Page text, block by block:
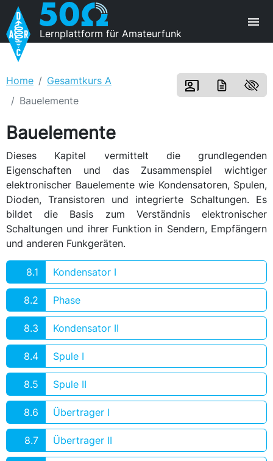
Lernplattform für Amateurfunk
Home
Gesamtkurs A
Bauelemente
Bauelemente
Dieses Kapitel vermittelt die grundlegenden
Eigenschaften und das Zusammenspiel wichtiger
elektronischer Bauelemente wie Kondensatoren, Spulen,
Dioden, Transistoren und integrierte Schaltungen. Es
bildet die Basis zum Verständnis elektronischer
Schaltungen und ihrer Funktion in Sendern, Empfängern
und anderen Funkgeräten.
8.1 Kondensator I
8.2 Phase
8.3 Kondensator II
8.4 Spule I
8.5 Spule II
8.6 Übertrager I
8.7 Übertrager II